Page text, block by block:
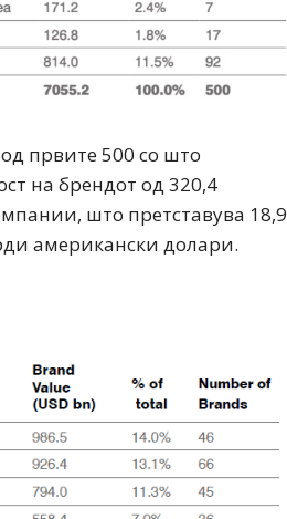
првите 500 со што
на брендот од 320,4
што претставува 18,9
американски долари.